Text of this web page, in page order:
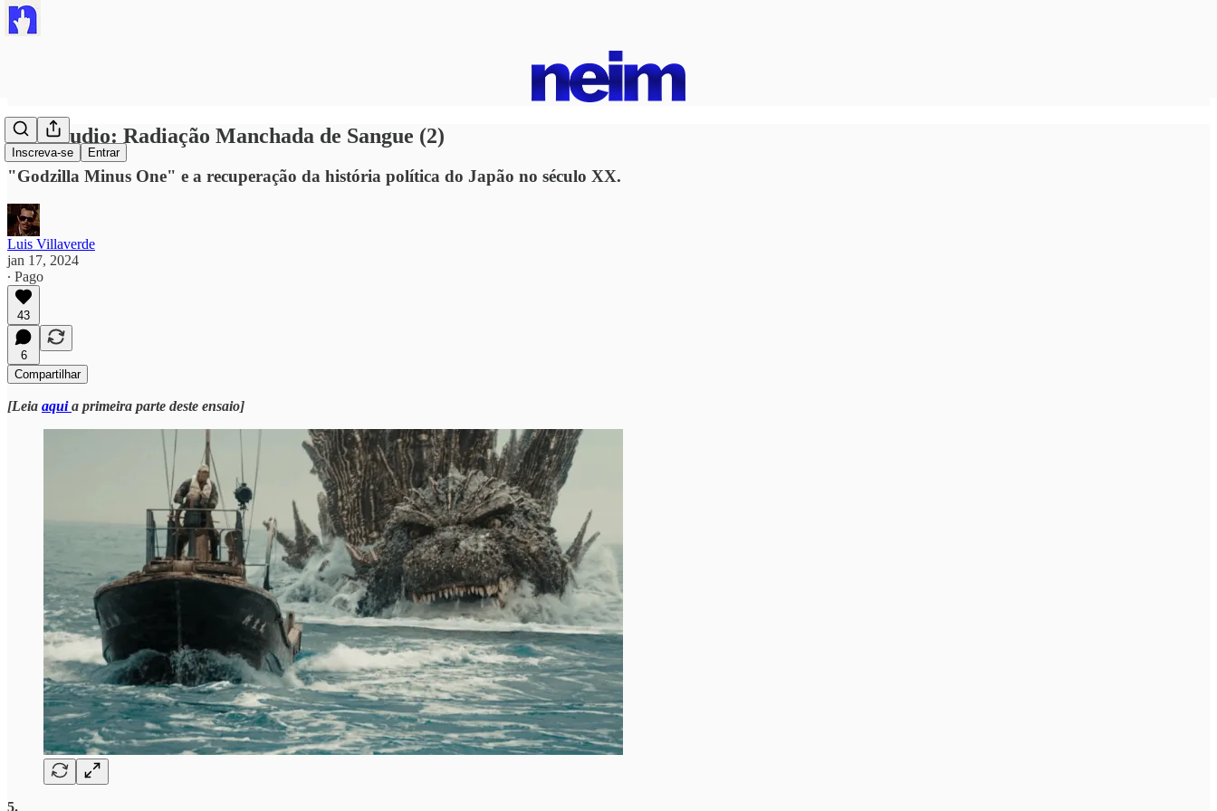
Inscreva-se Entrar
#interludio: Radiação Manchada de Sangue (2)
"Godzilla Minus One" e a recuperação da história política do Japão no século XX.
Luis Villaverde
jan 17, 2024
∙ Pago
43
6
Compartilhar
[Leia aquia primeira parte deste ensaio]
5.